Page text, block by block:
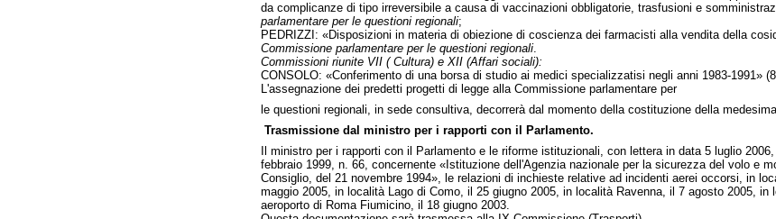
da complicanze di tipo irreversibile a causa di vaccinazioni obbligatorie, trasfusioni e
parlamentare per le questioni regionali;
PEDRIZZI: «Disposizioni in materia di obiezione di coscienza dei farmacisti alla vendita della
Commissione parlamentare per le questioni regionali.
Commissioni riunite VII ( Cultura) e XII (Affari sociali):
CONSOLO: «Conferimento di una borsa di studio ai medici specializzatisi negli anni 1983-1991»
L'assegnazione dei predetti progetti di legge alla Commissione parlamentare per
le questioni regionali, in sede consultiva, decorrerà dal momento della costituzione della
Trasmissione dal ministro per i rapporti con il Parlamento.
Il ministro per i rapporti con il Parlamento e le riforme istituzionali, con lettera in data 5 luglio
febbraio 1999, n. 66, concernente «Istituzione dell'Agenzia nazionale per la sicurezza del volo e
Consiglio, del 21 novembre 1994», le relazioni di inchieste relative ad incidenti aerei occorsi, in
maggio 2005, in località Lago di Como, il 25 giugno 2005, in località Ravenna, il 7 agosto 2005,
aeroporto di Roma Fiumicino, il 18 giugno 2003.